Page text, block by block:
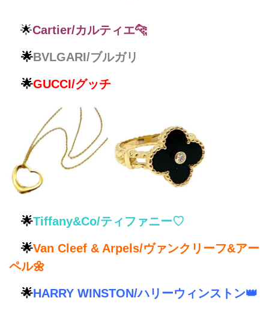
🌟Cartier/カルティエ🐆
🌟BVLGARI/ブルガリ
🌟GUCCI/グッチ
🌟Tiffany&Co/ティファニー♡
🌟Van Cleef & Arpels/ヴァンクリーフ&アー
ペル🌼
🌟HARRY WINSTON/ハリーウィンストン👑